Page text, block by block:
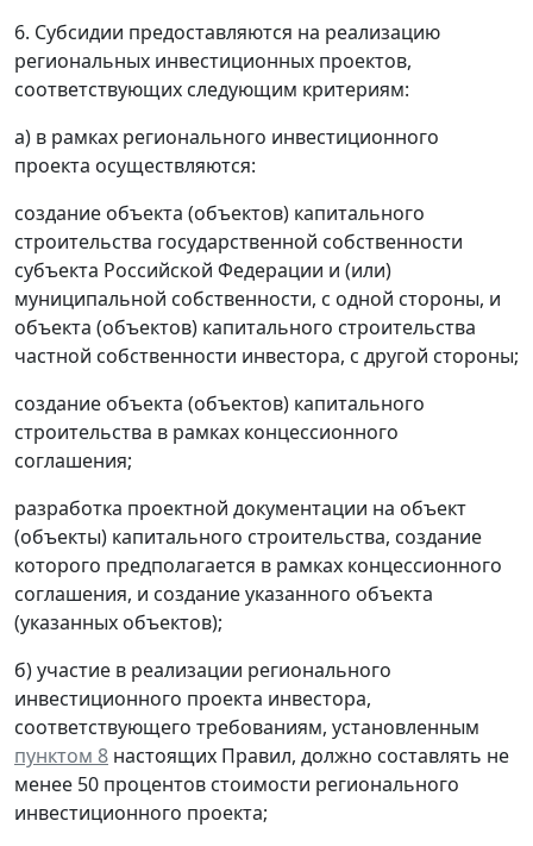
6. Субсидии предоставляются на реализацию
региональных инвестиционных проектов,
соответствующих следующим критериям:
а) в рамках регионального инвестиционного
проекта осуществляются:
создание объекта (объектов) капитального
строительства государственной собственности
субъекта Российской Федерации и (или)
муниципальной собственности, с одной стороны, и
объекта (объектов) капитального строительства
частной собственности инвестора, с другой стороны;
создание объекта (объектов) капитального
строительства в рамках концессионного
соглашения;
разработка проектной документации на объект
(объекты) капитального строительства, создание
которого предполагается в рамках концессионного
соглашения, и создание указанного объекта
(указанных объектов);
б) участие в реализации регионального
инвестиционного проекта инвестора,
соответствующего требованиям, установленным
пунктом 8 настоящих Правил, должно составлять не
менее 50 процентов стоимости регионального
инвестиционного проекта;